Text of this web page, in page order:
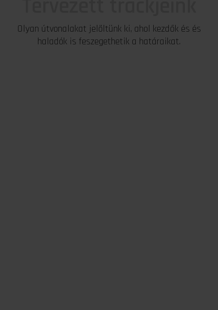
Olyan útvonalakat jelöltünk ki, ahol kezdők és és
haladók is feszegethetik a határaikat.